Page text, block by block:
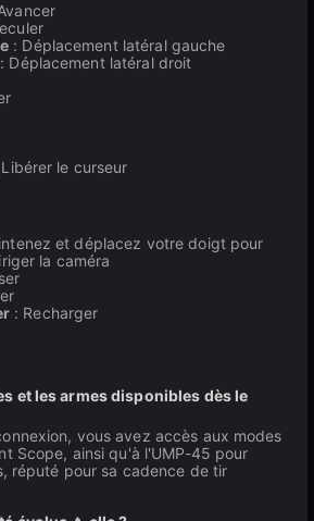
: Déplacement latéral gauche
: Déplacement latéral droit
le curseur
et déplacez votre doigt pour
la caméra
: Recharger
et les armes disponibles dès le
vous avez accès aux modes
Scope, ainsi qu'à l'UMP-45 pour
réputé pour sa cadence de tir